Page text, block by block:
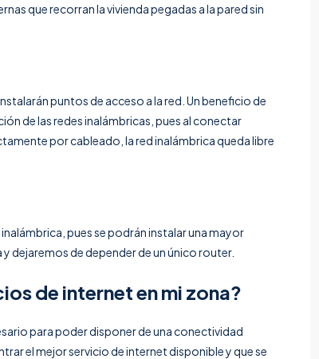
que recorran la vivienda pegadas a la pared sin
puntos de acceso a la red. Un beneficio de
de las redes inalámbricas, pues al conectar
por cableado, la red inalámbrica queda libre
pues se podrán instalar una mayor
dejaremos de depender de un único router.
de internet en mi zona?
para poder disponer de una conectividad
el mejor servicio de internetdisponible y que se